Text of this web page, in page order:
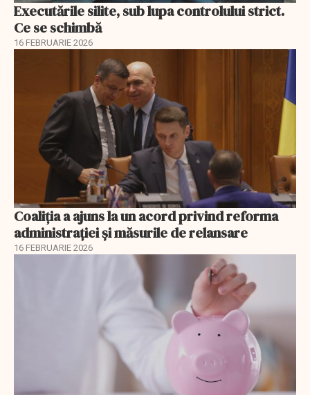
Executările silite, sub lupa controlului strict.
Ce se schimbă
16 FEBRUARIE 2026
Coaliția a ajuns la un acord privind reforma
administrației și măsurile de relansare
16 FEBRUARIE 2026